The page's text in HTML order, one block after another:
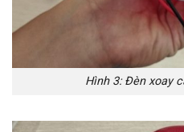
Hình 3: Đèn xoay